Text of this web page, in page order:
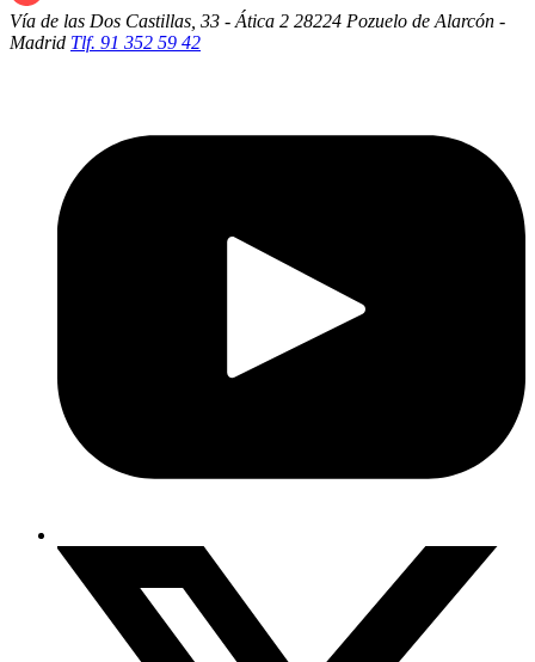
Vía de las Dos Castillas, 33 - Ática 2 28224 Pozuelo de Alarcón -
Madrid Tlf. 91 352 59 42